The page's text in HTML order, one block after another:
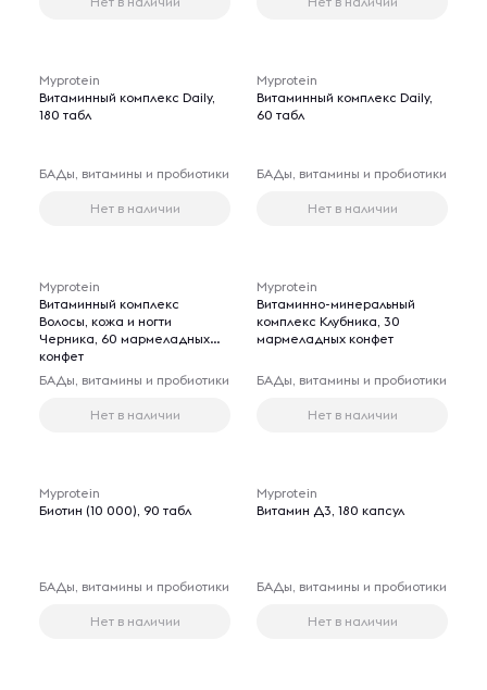
Myprotein
Витаминный комплекс Daily,
180 табл
БАДы, витамины и пробиотики
Нет в наличии
Myprotein
Витаминный комплекс Daily,
60 табл
БАДы, витамины и пробиотики
Нет в наличии
Myprotein
Витаминный комплекс
Волосы, кожа и ногти
Черника, 60 мармеладных
конфет
БАДы, витамины и пробиотики
Нет в наличии
Myprotein
Витаминно-минеральный
комплекс Клубника, 30
мармеладных конфет
БАДы, витамины и пробиотики
Нет в наличии
Myprotein
Биотин (10 000), 90 табл
БАДы, витамины и пробиотики
Нет в наличии
Myprotein
Витамин Д3, 180 капсул
БАДы, витамины и пробиотики
Нет в наличии